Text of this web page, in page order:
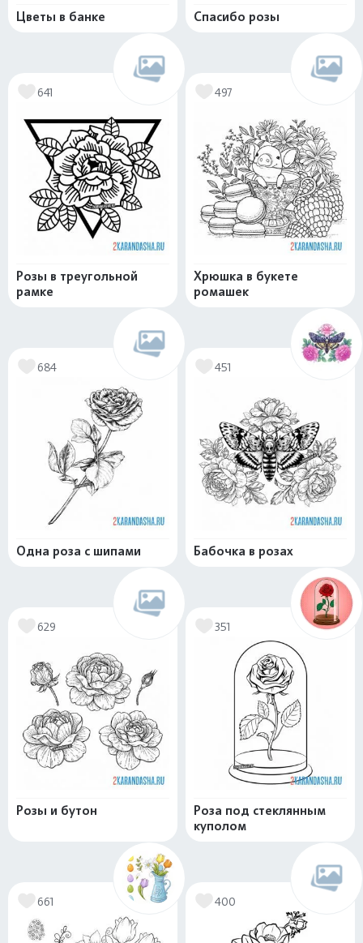
Цветы в банке Спасибо розы
641
Розы в треугольной
рамке
497
Хрюшка в букете
ромашек
684
Одна роза с шипами
451
Бабочка в розах
629
Розы и бутон
351
Роза под стеклянным
куполом
661 400